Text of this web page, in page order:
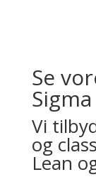
Se
Vi
og
Lean